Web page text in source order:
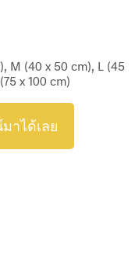
M (40 x 50 cm), L (45
x 100 cm)
าได้เลย